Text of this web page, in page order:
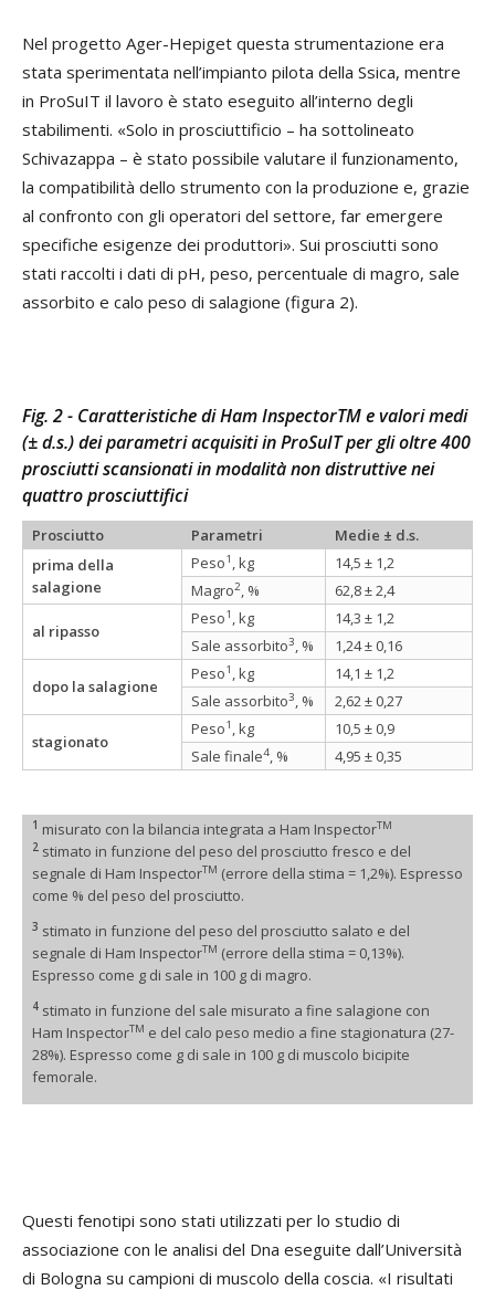
Nel progetto Ager-Hepiget questa strumentazione era
stata sperimentata nell’impianto pilota della Ssica, mentre
in ProSuIT il lavoro è stato eseguito all’interno degli
stabilimenti. «Solo in prosciuttificio – ha sottolineato
Schivazappa – è stato possibile valutare il funzionamento,
la compatibilità dello strumento con la produzione e, grazie
al confronto con gli operatori del settore, far emergere
specifiche esigenze dei produttori». Sui prosciutti sono
stati raccolti i dati di pH, peso, percentuale di magro, sale
assorbito e calo peso di salagione (figura 2).
Fig. 2 - Caratteristiche di Ham InspectorTM e valori medi
(± d.s.) dei parametri acquisiti in ProSuIT per gli oltre 400
prosciutti scansionati in modalità non distruttive nei
quattro prosciuttifici
Prosciutto Parametri
Medie ± d.s.
prima della
salagione
Peso1 , kg
14,5 ± 1,2
Magro2, % 62,8 ± 2,4
al ripasso
Peso1 , kg
14,3 ± 1,2
Sale assorbito3, % 1,24 ± 0,16
dopo la salagione
Peso1 , kg
14,1 ± 1,2
Sale assorbito3, % 2,62 ± 0,27
stagionato
Peso1 , kg
10,5 ± 0,9
Sale finale4, % 4,95 ± 0,35
1 misurato con la bilancia integrata a Ham InspectorTM
2 stimato in funzione del peso del prosciutto fresco e del
segnale di Ham InspectorTM (errore della stima = 1,2%). Espresso
come % del peso del prosciutto.
3 stimato in funzione del peso del prosciutto salato e del
segnale di Ham InspectorTM (errore della stima = 0,13%).
Espresso come g di sale in 100 g di magro.
4 stimato in funzione del sale misurato a fine salagione con
Ham InspectorTM e del calo peso medio a fine stagionatura (27-
28%). Espresso come g di sale in 100 g di muscolo bicipite
femorale.
Questi fenotipi sono stati utilizzati per lo studio di
associazione con le analisi del Dna eseguite dall’Università
di Bologna su campioni di muscolo della coscia. «I risultati